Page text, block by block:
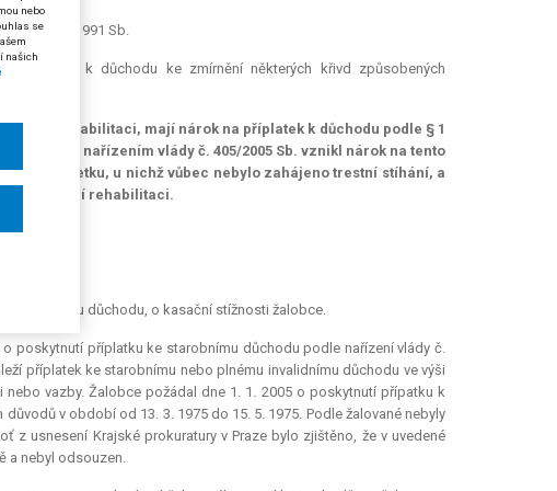
č. 47/1991 Sb.
k důchodu ke zmírnění některých křivd způsobených
soudní rehabilitaci, mají nárok na příplatek k důchodu podle § 1
nařízením vlády č. 405/2005 Sb. vznikl nárok na tento
nebo majetku, u nichž vůbec nebylo zahájeno trestní stíhání, a
o soudní rehabilitaci.
31)
starobnímu důchodu, o kasační stížnosti žalobce.
poskytnutí příplatku ke starobnímu důchodu podle nařízení vlády č.
příplatek ke starobnímu nebo plnému invalidnímu důchodu ve výši
vazby. Žalobce požádal dne 1. 1. 2005 o poskytnutí přípatku k
v období od 13. 3. 1975 do 15. 5. 1975. Podle žalované nebyly
usnesení Krajské prokuratury v Praze bylo zjištěno, že v uvedené
a nebyl odsouzen.
nebo
se
našich